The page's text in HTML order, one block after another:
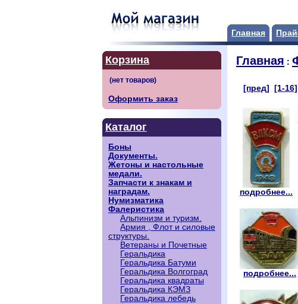
Главная
Корзина
Оформить заказ
Каталог
Боны
Документы.
Жетоны и настольные
медали.
Запчасти к знакам и
наградам.
Нумизматика
Фалеристика
Альпинизм и туризм.
Армия , Флот и силовые
структуры.
Ветераны и Почетные
Геральдика
Геральдика Батуми
Геральдика Волгоград
Геральдика квадраты
Геральдика КЭМЗ
Геральдика лебедь
Главная :
[пред] [1-16]
подробнее...
подробнее...